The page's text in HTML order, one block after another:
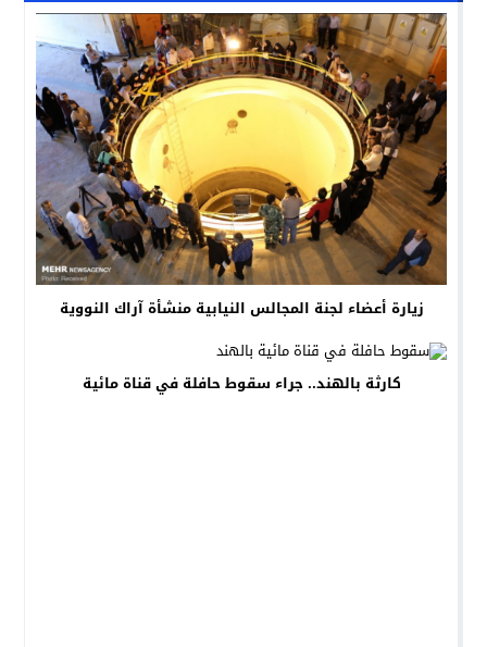
زيارة أعضاء لجنة المجالس النيابية منشأة آراك النووية
كارثة بالهند.. جراء سقوط حافلة في قناة مائية